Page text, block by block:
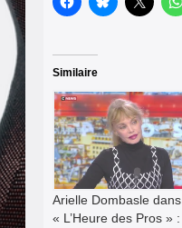
Similaire
Arielle Dombasle dans
« L’Heure des Pros » :